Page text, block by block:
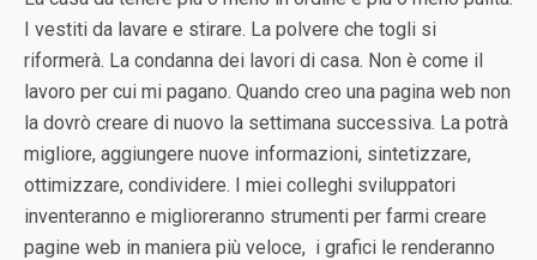
I vestiti da lavare e stirare. La polvere che togli si
riformerà. La condanna dei lavori di casa. Non è come il
lavoro per cui mi pagano. Quando creo una pagina web non
la dovrò creare di nuovo la settimana successiva. La potrà
migliore, aggiungere nuove informazioni, sintetizzare,
ottimizzare, condividere. I miei colleghi sviluppatori
inventeranno e miglioreranno strumenti per farmi creare
pagine web in maniera più veloce, i grafici le renderanno